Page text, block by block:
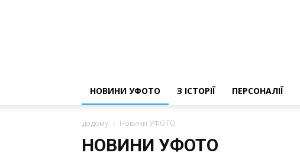
НОВИНИ УФОТО З ІСТОРІЇ ПЕРСОНАЛІЇ
додому Новини УФОТО
НОВИНИ УФОТО